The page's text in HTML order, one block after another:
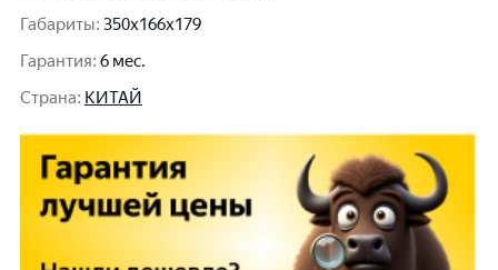
Габариты: 350x166x179
Гарантия: 6 мес.
Cтрана: КИТАЙ